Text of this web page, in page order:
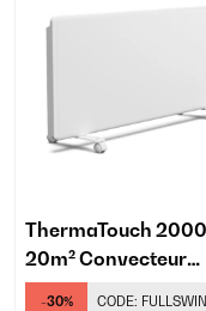
ThermaTouch
20m² Convecteur
Électrique Blanc
-30% CODE: